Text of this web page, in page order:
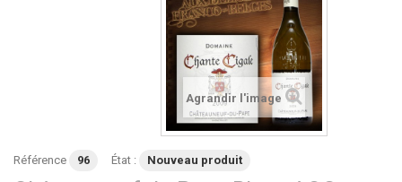
Agrandir l'image
Référence 96 État : Nouveau produit